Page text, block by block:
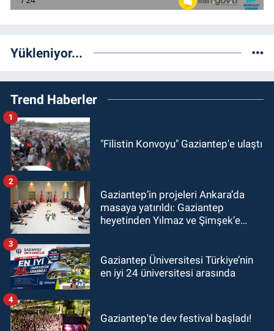
Yükleniyor...
Trend Haberler
"Filistin Konvoyu" Gaziantep'e ulaştı
1
Gaziantep’in projeleri Ankara’da
masaya yatırıldı: Gaziantep
heyetinden Yılmaz ve Şimşek’e
2
Gaziantep Üniversitesi Türkiye’nin
en iyi 24 üniversitesi arasında
3
Gaziantep'te dev festival başladı!
4